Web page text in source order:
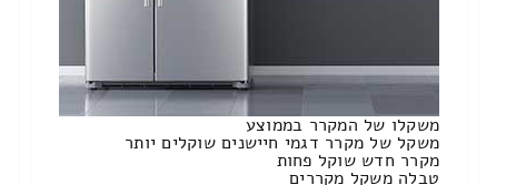
משקלו של המקרר בממוצע
משקל של מקרר דגמי חיישנים שוקלים יותר
מקרר חדש שוקל פחות
טבלה משקל מקררים